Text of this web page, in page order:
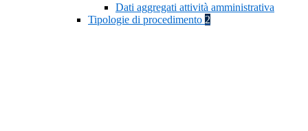
Dati aggregati attività amministrativa
Tipologie di procedimento 2